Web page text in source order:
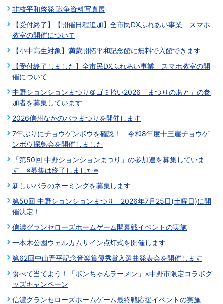
非核平和啓発 戦争資料写真展
【受付終了】【開催日程追加】全市民DXふれあい事業 スマホ
教室の開催について
【小中高生対象】満蒙開拓平和記念館に無料で入館できます
【受付終了しました】全市民DXふれあい事業 スマホ教室の開
催について
中野ションションまつり＠ゴミ拾い2026「まつりのあと」の参
加者を募集しています
2026信州なかのバラまつりを開催します
7年ぶりにチョウゲンボウを確認！ 令和8年度十三崖チョウゲ
ンボウ探鳥会を開催しました
「第50回 中野ションションまつり」の参加連を募集していま
す ※募集は終了しました※
新しいバラのネーミングを募集します
第50回 中野ションションまつり 2026年7月25日(土曜日)に開
催決定！
信濃グランセローズホームゲーム開幕戦イベントの実施
一本木公園ウェルカムサイン点灯式を開催します
第62回中山晋平記念音楽賞優秀賞入選曲発表会を開催します
食べて当てよう！「ポンちゃんラーメン」×中野市限定コラボグ
ッズキャンペーン
信濃グランセローズホームゲーム最終戦応援イベントの実施